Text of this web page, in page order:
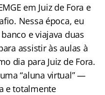
em Juiz de Fora e
Nessa época, eu
e viajava duas
assistir às aulas à
dia para Juiz de Fora.
“aluna virtual” —
e totalmente